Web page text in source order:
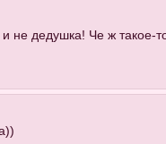
не дедушка! Че ж такое-